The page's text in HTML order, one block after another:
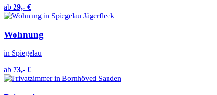
ab 29,- €
Wohnung
in Spiegelau
ab 73,- €